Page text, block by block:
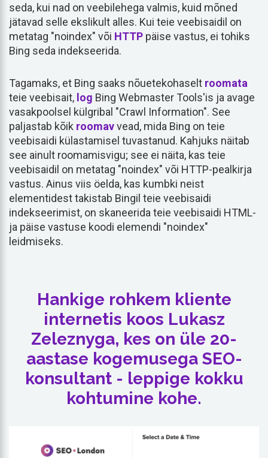
seda, kui nad on veebilehega valmis, kuid mõned
jätavad selle ekslikult alles. Kui teie veebisaidil on
metatag "noindex" või HTTP päise vastus, ei tohiks
Bing seda indekseerida.
Tagamaks, et Bing saaks nõuetekohaselt roomata
teie veebisait, log Bing Webmaster Tools'is ja avage
vasakpoolsel külgribal "Crawl Information". See
paljastab kõik roomavvead, mida Bing on teie
veebisaidi külastamisel tuvastanud. Kahjuks näitab
see ainult roomamisvigu; see ei näita, kas teie
veebisaidil on metatag "noindex" või HTTP-pealkirja
vastus. Ainus viis öelda, kas kumbki neist
elementidest takistab Bingil teie veebisaidi
indekseerimist, on skaneerida teie veebisaidi HTML-
ja päise vastuse koodi elemendi "noindex"
leidmiseks.
Hankige rohkem kliente
internetis koos Lukasz
Zeleznyga, kes on üle 20-
aastase kogemusega SEO-
konsultant - leppige kokku
kohtumine kohe.